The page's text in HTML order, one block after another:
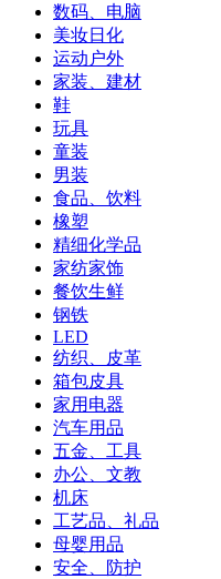
数码、电脑
美妆日化
运动户外
家装、建材
鞋
玩具
童装
男装
食品、饮料
橡塑
精细化学品
家纺家饰
餐饮生鲜
钢铁
LED
纺织、皮革
箱包皮具
家用电器
汽车用品
五金、工具
办公、文教
机床
工艺品、礼品
母婴用品
安全、防护